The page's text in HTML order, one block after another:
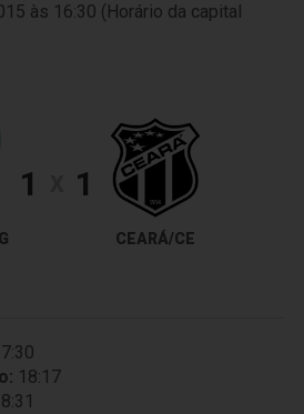
às 16:30 (Horário da capital
1 1
CEARÁ/CE
18:17